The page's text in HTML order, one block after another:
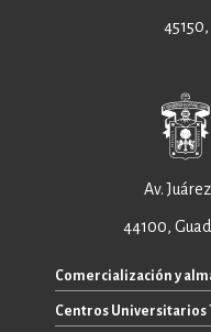
Av.
44100,
Comercialización y
+52 33 3640 6326
Centros Universitarios